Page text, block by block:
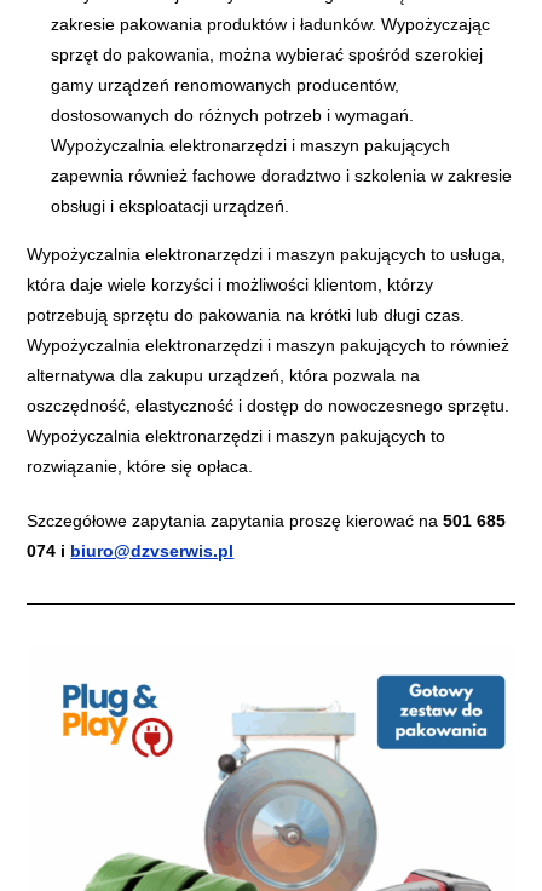
zakresie pakowania produktów i ładunków. Wypożyczając
sprzęt do pakowania, można wybierać spośród szerokiej
gamy urządzeń renomowanych producentów,
dostosowanych do różnych potrzeb i wymagań.
Wypożyczalnia elektronarzędzi i maszyn pakujących
zapewnia również fachowe doradztwo i szkolenia w zakresie
obsługi i eksploatacji urządzeń.
Wypożyczalnia elektronarzędzi i maszyn pakujących to usługa,
która daje wiele korzyści i możliwości klientom, którzy
potrzebują sprzętu do pakowania na krótki lub długi czas.
Wypożyczalnia elektronarzędzi i maszyn pakujących to również
alternatywa dla zakupu urządzeń, która pozwala na
oszczędność, elastyczność i dostęp do nowoczesnego sprzętu.
Wypożyczalnia elektronarzędzi i maszyn pakujących to
rozwiązanie, które się opłaca.
​Szczegółowe zapytania zapytania proszę kierować na501 685
074 i biuro@dzvserwis.pl